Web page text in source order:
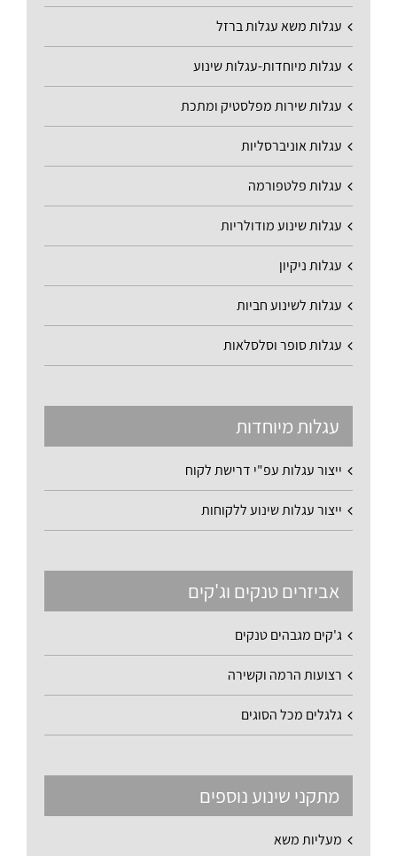
עגלות משא עגלות ברזל
עגלות מיוחדות-עגלות שינוע
עגלות שירות מפלסטיק ומתכת
עגלות אוניברסליות
עגלות פלטפורמה
עגלות שינוע מודולריות
עגלות ניקיון
עגלות לשינוע חביות
עגלות סופר וסלסלאות
עגלות מיוחדות
ייצור עגלות עפ"י דרישת לקוח
ייצור עגלות שינוע ללקוחות
אביזרים טנקים וג'קים
ג'קים מגבהים טנקים
רצועות הרמה וקשירה
גלגלים מכל הסוגים
מתקני שינוע נוספים
מעליות משא